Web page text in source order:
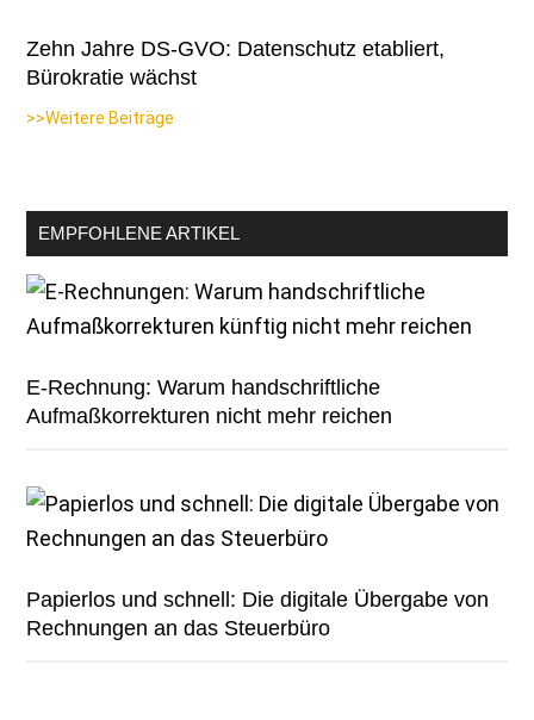
Zehn Jahre DS-GVO: Datenschutz etabliert,
Bürokratie wächst
>>Weitere Beiträge
EMPFOHLENE ARTIKEL
E-Rechnung: Warum handschriftliche
Aufmaßkorrekturen nicht mehr reichen
Papierlos und schnell: Die digitale Übergabe von
Rechnungen an das Steuerbüro